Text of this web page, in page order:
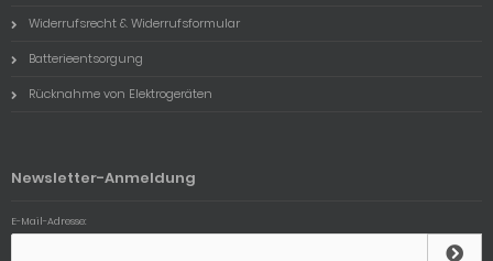
Widerrufsrecht & Widerrufsformular
Batterieentsorgung
Rücknahme von Elektrogeräten
Newsletter-Anmeldung
E-Mail-Adresse: